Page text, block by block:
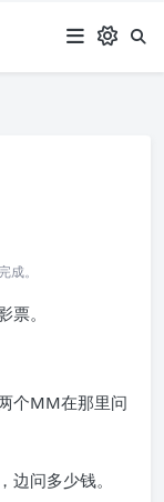
。
。
个MM在那里问
问多少钱。